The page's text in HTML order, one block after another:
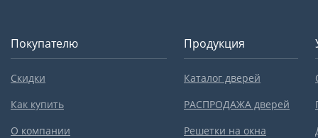
Покупателю
Скидки
Как купить
О компании
Продукция
Каталог дверей
РАСПРОДАЖА дверей
Решетки на окна